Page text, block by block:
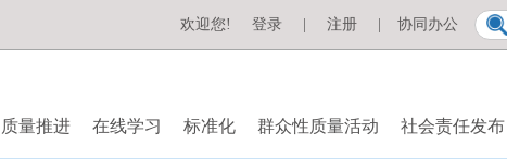
协同办公
欢迎您! 登录 注册
质量推进 在线学习 标准化 群众性质量活动 社会责任发布